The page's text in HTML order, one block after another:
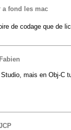
a fond les mac
de codage que de
Fabien
mais en Obj-C